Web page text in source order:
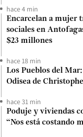
hace 4 min
Encarcelan a mujer
sociales en
$23 millones
hace 18 min
Los Pueblos del
Odisea de
hace 31 min
Poduje y viviendas
“Nos está costando